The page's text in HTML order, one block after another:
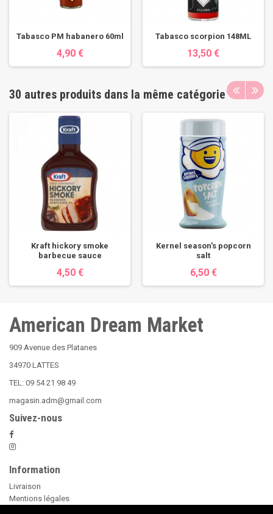
Tabasco PM habanero 60ml
4,90 €
Tabasco scorpion 148ML
13,50 €
30 autres produits dans la même catégorie
Kraft hickory smoke
barbecue sauce
4,50 €
Kernel season's popcorn
salt
6,50 €
American Dream Market
909 Avenue des Platanes
34970 LATTES
TEL: 09 54 21 98 49
magasin.adm@gmail.com
Suivez-nous
Information
Livraison
Mentions légales